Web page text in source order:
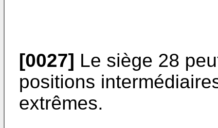
[0027] Le siège 28
positions
extrêmes.